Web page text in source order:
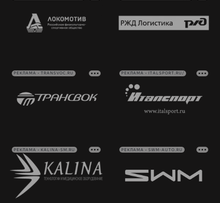
РЕКЛАМА • TRANSVOC.RU РЕКЛАМА • ITALSPORT.RU/
РЕКЛАМА • KALINA-SM.RU РЕКЛАМА • SWM-AUTO.RU